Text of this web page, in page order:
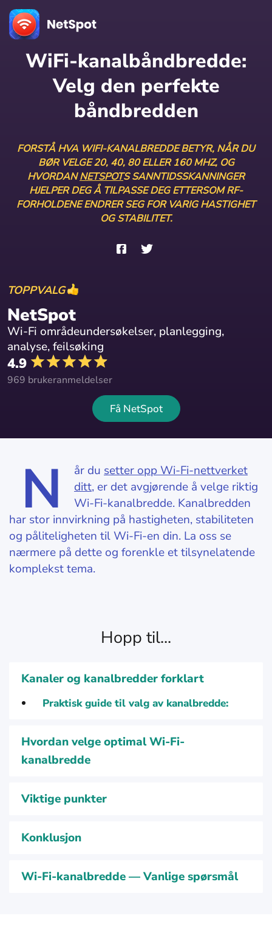
WiFi-kanalbåndbredde:
Velg den perfekte
båndbredden
FORSTÅ HVA WIFI-KANALBREDDE BETYR, NÅR DU
BØR VELGE 20, 40, 80 ELLER 160 MHZ, OG
HVORDANNETSPOTS SANNTIDSSKANNINGER
HJELPER DEG Å TILPASSE DEG ETTERSOM RF-
FORHOLDENE ENDRER SEG FOR VARIG HASTIGHET
OG STABILITET.
TOPPVALG
NetSpot
Wi-Fi områdeundersøkelser, planlegging,
analyse, feilsøking
4.9
969 brukeranmeldelser
Få NetSpot
N år du setter opp Wi-Fi-nettverket
ditt, er det avgjørende å velge riktig
Wi-Fi-kanalbredde. Kanalbredden
har stor innvirkning på hastigheten, stabiliteten
og påliteligheten til Wi-Fi-en din. La oss se
nærmere på dette og forenkle et tilsynelatende
komplekst tema.
Hopp til...
Kanaler og kanalbredder forklart
Praktisk guide til valg av kanalbredde:
Hvordan velge optimal Wi-Fi-
kanalbredde
Viktige punkter
Konklusjon
Wi-Fi-kanalbredde — Vanlige spørsmål